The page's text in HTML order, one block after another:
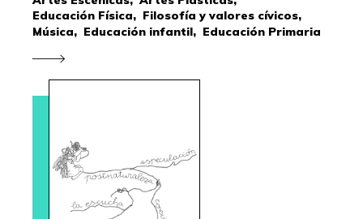
Educación Física, Filosofía y valores cívicos,
Música, Educación infantil, Educación Primaria